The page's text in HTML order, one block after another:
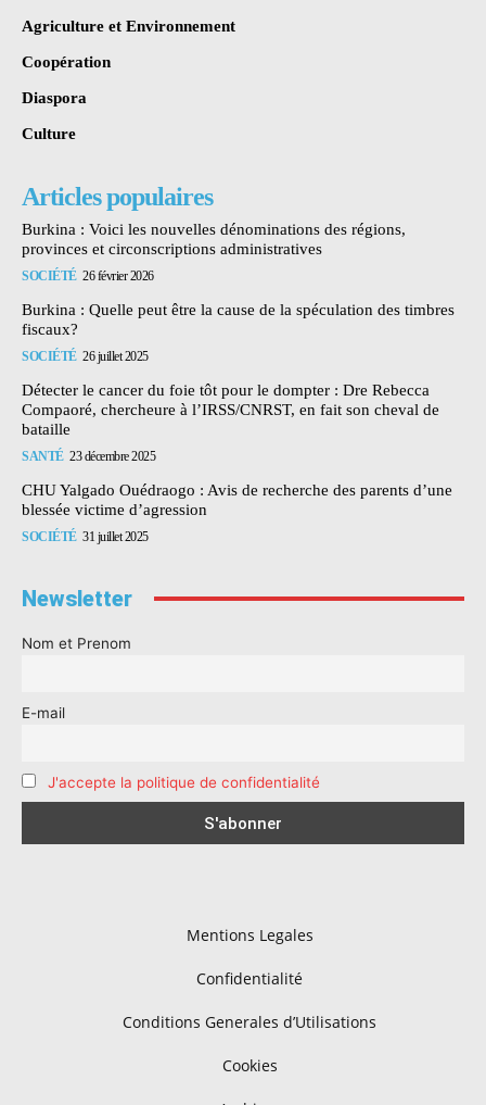
Agriculture et Environnement
Coopération
Diaspora
Culture
Articles populaires
Burkina : Voici les nouvelles dénominations des régions,
provinces et circonscriptions administratives
SOCIÉTÉ 26 février 2026
Burkina : Quelle peut être la cause de la spéculation des timbres
fiscaux?
SOCIÉTÉ 26 juillet 2025
Détecter le cancer du foie tôt pour le dompter : Dre Rebecca
Compaoré, chercheure à l’IRSS/CNRST, en fait son cheval de
bataille
SANTÉ 23 décembre 2025
CHU Yalgado Ouédraogo : Avis de recherche des parents d’une
blessée victime d’agression
SOCIÉTÉ 31 juillet 2025
Newsletter
Nom et Prenom
E-mail
J'accepte la politique de confidentialité
Mentions Legales
Confidentialité
Conditions Generales d’Utilisations
Cookies